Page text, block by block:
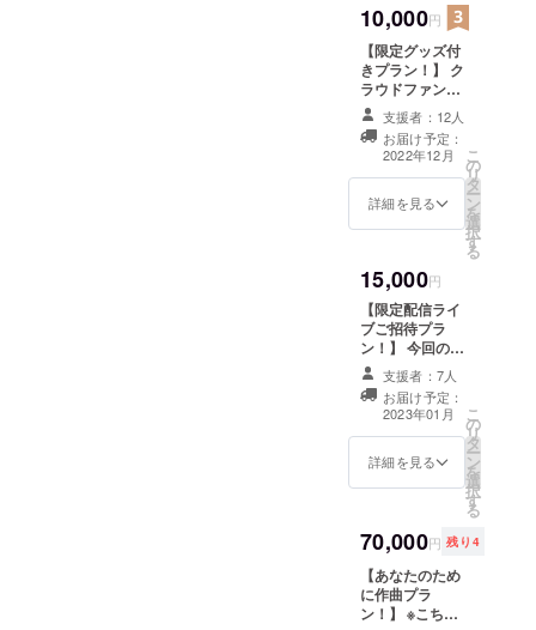
す。 *スタジオ
代などの諸経費
込みです。 *対
面レッスンは、
都内での実施と
なります。 *お
届け予定日を
2022年12月に設
定しています
が、2022年8月
~2023年3月頃ま
での期間に実施
かい日程は別途
ご相談くださ
い。
ルバム[B] -
Acoustic ver. -
・限定ポスト
カード（非売
品） ・お礼メー
ル
10,000円
【限定グッズ付
きプラン！】 ク
ラウドファン
ディングでしか
手に入らない限
定グッズ＆手書
きのお礼メッ
セージカードを
お送りします！
・アルバム[B] -
Acoustic ver. -
・手書きメッ
セージカード ・
クラウドファン
ディング限定オ
リジナルパス
ケース（非売
品） ・サイン付
き限定ポスト
カード（非売
品。はがきサイ
ル
支援者：12人
お届け予定：
2022年12月
詳細を見る
こ
の
リ
タ
ー
ン
を
選
択
す
る
15,000円
【限定配信ライ
ブご招待プラ
ン！】 今回のレ
コーディングで
共演したメン
バーをお誘いし
て、 アルバム収
録曲をライブ
バージョンでお
なアレンジや、
音源とは異なる
編成での演奏も
お楽しみに！ ※
開催はアルバム
支援者：7人
お届け予定：
2023年01月
詳細を見る
こ
の
リ
タ
ー
ン
を
選
択
す
る
70,000円 残り4
【あなたのため
に作曲プラ
ン！】 ※こちら